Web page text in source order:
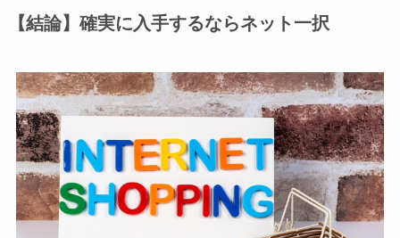
【結論】確実に入手するならネット一択